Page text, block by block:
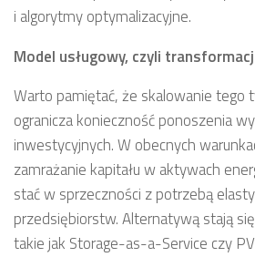
i algorytmy optymalizacyjne.
Model usługowy, czyli
Warto pamiętać, że skalowanie tego
ogranicza konieczność ponoszenia
inwestycyjnych. W obecnych
zamrażanie kapitału w aktywach
stać w sprzeczności z potrzebą
przedsiębiorstw. Alternatywą stają
takie jak Storage-as-a-Service czy